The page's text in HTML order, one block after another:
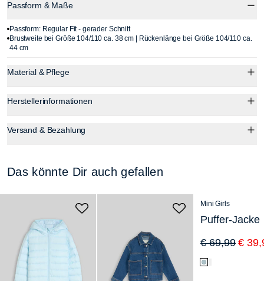
Passform & Maße
Passform: Regular Fit - gerader Schnitt
Brustweite bei Größe 104/110 ca. 38 cm | Rückenlänge bei Größe 104/110 ca.
44 cm
Material & Pflege
Herstellerinformationen
Versand & Bezahlung
Das könnte Dir auch gefallen
Mini Girls
€ 69,99 €